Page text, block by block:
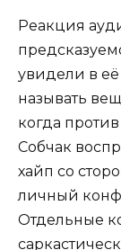
Реакция
увидели в её
называть
когда
Собчак
хайп со
личный
Отдельные